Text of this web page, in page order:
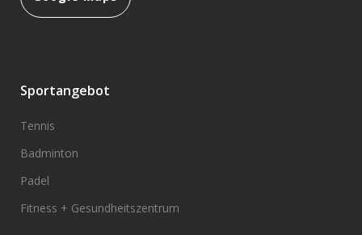
Sportangebot
Tennis
Badminton
Padel
Fitness + Gesundheitszentrum